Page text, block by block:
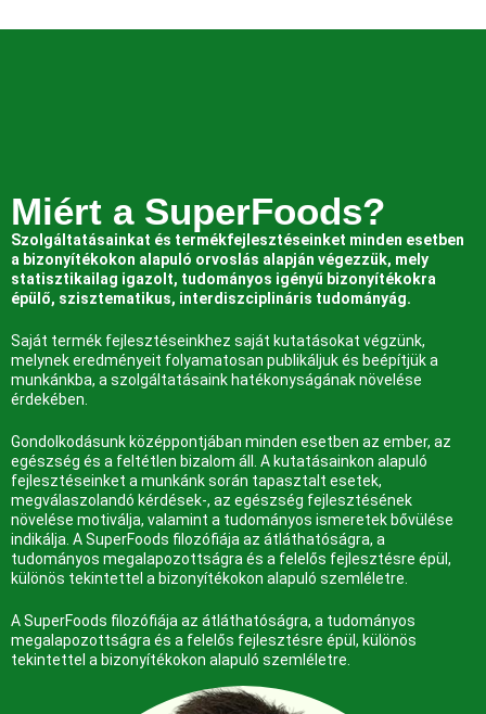
Miért a SuperFoods?
Szolgáltatásainkat és termékfejlesztéseinket minden esetben
a bizonyítékokon alapuló orvoslás alapján végezzük, mely
statisztikailag igazolt, tudományos igényű bizonyítékokra
épülő, szisztematikus, interdiszciplináris tudományág.
Saját termék fejlesztéseinkhez saját kutatásokat végzünk,
melynek eredményeit folyamatosan publikáljuk és beépítjük a
munkánkba, a szolgáltatásaink hatékonyságának növelése
érdekében.
Gondolkodásunk középpontjában minden esetben az ember, az
egészség és a feltétlen bizalom áll. A kutatásainkon alapuló
fejlesztéseinket a munkánk során tapasztalt esetek,
megválaszolandó kérdések-, az egészség fejlesztésének
növelése motiválja, valamint a tudományos ismeretek bővülése
indikálja. A SuperFoods filozófiája az átláthatóságra, a
tudományos megalapozottságra és a felelős fejlesztésre épül,
különös tekintettel a bizonyítékokon alapuló szemléletre.
A SuperFoods filozófiája az átláthatóságra, a tudományos
megalapozottságra és a felelős fejlesztésre épül, különös
tekintettel a bizonyítékokon alapuló szemléletre.